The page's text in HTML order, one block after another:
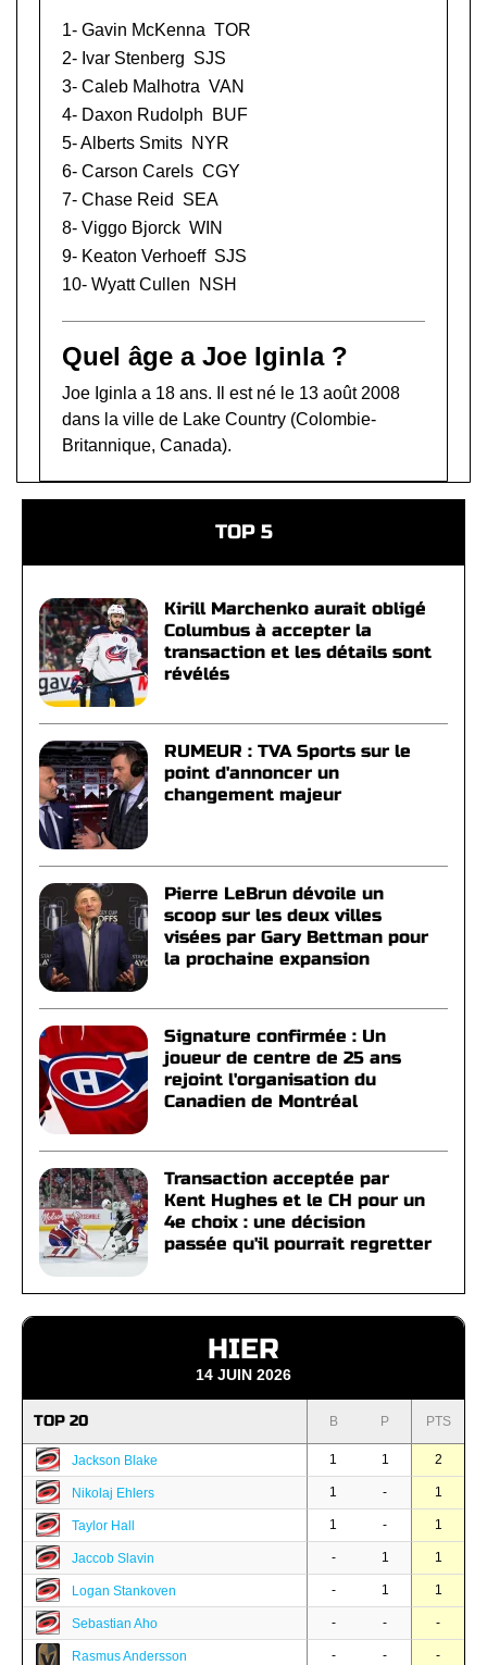
1- Gavin McKenna TOR
2- Ivar Stenberg SJS
3- Caleb Malhotra VAN
4- Daxon Rudolph
BUF
5-Alberts Smits NYR
6- Carson Carels CGY
7- Chase Reid
SEA
8- Viggo Bjorck WIN
9- Keaton Verhoeff SJS
10- Wyatt Cullen NSH
Quel âge a Joe Iginla ?
Joe Iginla a 18 ans. Il est né le 13 août 2008
dans la ville de Lake Country (Colombie-
Britannique, Canada).
TOP 5
Kirill Marchenko aurait obligé
Columbus à accepter la
transaction et les détails sont
révélés
RUMEUR : TVA Sports sur le
point d'annoncer un
changement majeur
Pierre LeBrun dévoile un
scoop sur les deux villes
visées par Gary Bettman pour
la prochaine expansion
Signature confirmée : Un
joueur de centre de 25 ans
rejoint l'organisation du
Canadien de Montréal
Transaction acceptée par
Kent Hughes et le CH pour un
4e choix : une décision
passée qu'il pourrait regretter
HIER
14 JUIN 2026
TOP 20 B P PTS
Jackson Blake 1 1 2
Nikolaj Ehlers 1 - 1
Taylor Hall 1 - 1
Jaccob Slavin - 1 1
Logan Stankoven - 1 1
Sebastian Aho - - -
Rasmus Andersson - - -